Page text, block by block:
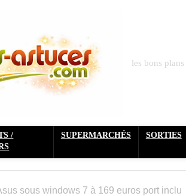
les bons
/
SUPERMARCHÉS SORTIES
sous windows 7 à 169 euros port inclu